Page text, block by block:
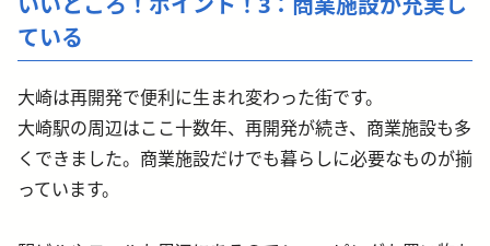
ている
大崎は再開発で便利に生まれ変わった街です。
大崎駅の周辺はここ十数年、再開発が続き、商業施設も多
くできました。商業施設だけでも暮らしに必要なものが揃
っています。